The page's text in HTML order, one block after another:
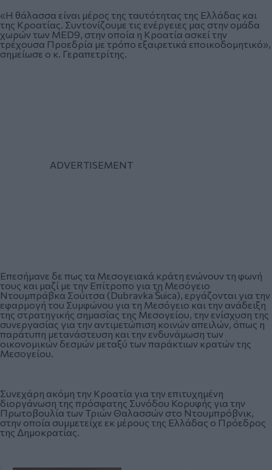
«Η θάλασσα είναι μέρος της ταυτότητας της Ελλάδας και
της Κροατίας. Συντονίζουμε τις ενέργειες μας στην ομάδα
χωρών των MED9, στην οποία η Κροατία ασκεί την
τρέχουσα Προεδρία με τρόπο εξαιρετικά εποικοδομητικό»,
σημείωσε ο κ. Γεραπετρίτης.
Επεσήμανε δε πως τα Μεσογειακά κράτη ενώνουν τη φωνή
τους και μαζί με την Επίτροπο για τη Μεσόγειο
Ντουμπράβκα Σούιτσα (Dubravka Šuica), εργάζονται για την
εφαρμογή του Συμφώνου για τη Μεσόγειο και την ανάδειξη
της στρατηγικής σημασίας της Μεσογείου, την ενίσχυση της
συνεργασίας για την αντιμετώπιση κοινών απειλών, όπως η
παράτυπη μετανάστευση και την ενδυνάμωση των
οικονομικών δεσμών μεταξύ των παράκτιων κρατών της
Μεσογείου.
Συνεχάρη ακόμη την Κροατία για την επιτυχημένη
διοργάνωση της πρόσφατης Συνόδου Κορυφής για την
Πρωτοβουλία των Τριών Θαλασσών στο Ντουμπρόβνικ,
στην οποία συμμετείχε εκ μέρους της Ελλάδας ο Πρόεδρος
της Δημοκρατίας.